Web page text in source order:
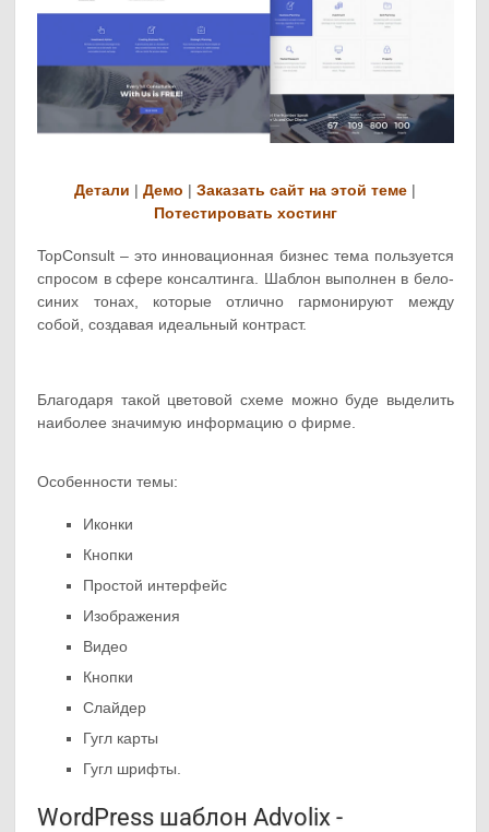
Детали |Демо |Заказать сайт на этой теме |
Потестировать хостинг
TopConsult – это инновационная бизнес тема пользуется
спросом в сфере консалтинга. Шаблон выполнен в бело-
синих тонах, которые отлично гармонируют между
собой, создавая идеальный контраст.
Благодаря такой цветовой схеме можно буде выделить
наиболее значимую информацию о фирме.
Особенности темы:
Иконки
Кнопки
Простой интерфейс
Изображения
Видео
Кнопки
Слайдер
Гугл карты
Гугл шрифты.
WordPress шаблон Advolix -